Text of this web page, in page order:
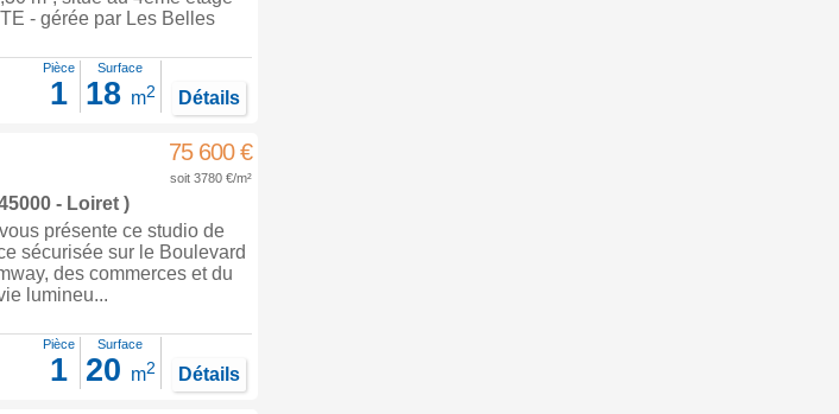
- gérée par Les Belles
Pièce
1
Surface
18 m2 Détails
75 600 €
soit 3780 €/m²
- Loiret )
présente ce studio de
sécurisée sur le Boulevard
des commerces et du
lumineu...
Pièce
1
Surface
20 m2 Détails